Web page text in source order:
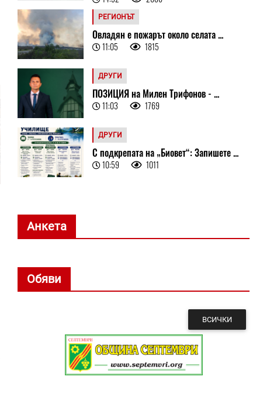
РЕГИОНЪТ
Овладян е пожарът около селата ...
11:05 1815
ДРУГИ
ПОЗИЦИЯ на Милен Трифонов - ...
11:03 1769
ДРУГИ
С подкрепата на „Биовет“: Запишете ...
10:59 1011
Анкета
Обяви
ВСИЧКИ